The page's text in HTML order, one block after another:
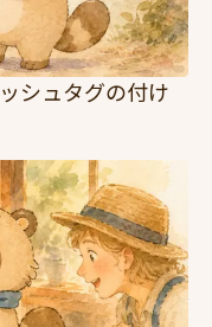
シュタグの付け